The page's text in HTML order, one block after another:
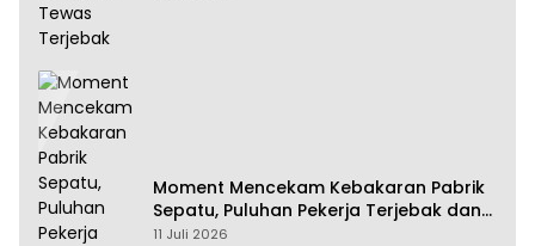
Moment Mencekam Kebakaran Pabrik
Sepatu, Puluhan Pekerja Terjebak dan
28 Orang Tewas
11 Juli 2026